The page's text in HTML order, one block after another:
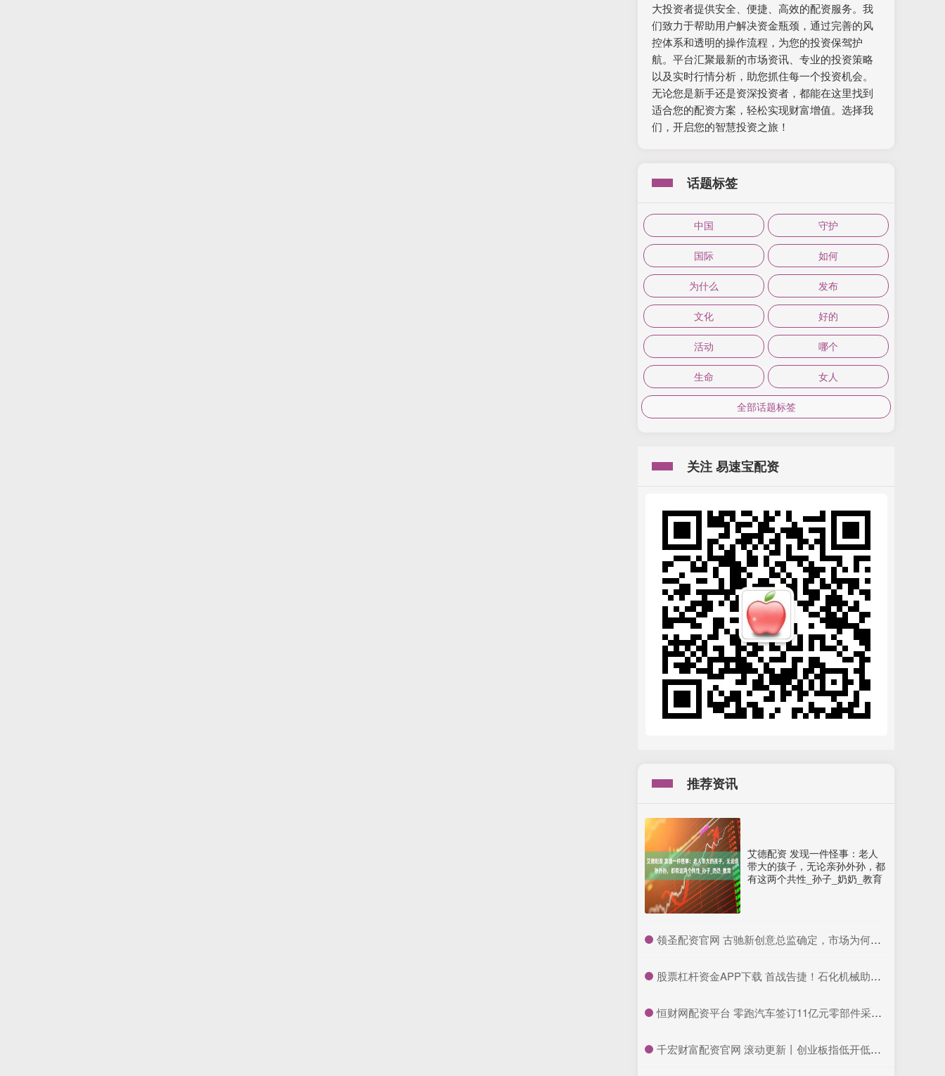
大投资者提供安全、便捷、高效的配资服务。我
们致力于帮助用户解决资金瓶颈，通过完善的风
控体系和透明的操作流程，为您的投资保驾护
航。平台汇聚最新的市场资讯、专业的投资策略
以及实时行情分析，助您抓住每一个投资机会。
无论您是新手还是资深投资者，都能在这里找到
适合您的配资方案，轻松实现财富增值。选择我
们，开启您的智慧投资之旅！
话题标签
中国 守护
国际 如何
为什么 发布
文化 好的
活动 哪个
生命 女人
全部话题标签
关注 易速宝配资
推荐资讯
艾德配资 发现一件怪事：老人
带大的孩子，无论亲孙外孙，都
有这两个共性_孙子_奶奶_教育
​领圣配资官网 古驰新创意总监确定，市场为何不买账致母公司股价大跌？
​股票杠杆资金APP下载 首战告捷！石化机械助力中国石化中东首个钻井大包项目高效完钻
​恒财网配资平台 零跑汽车签订11亿元零部件采购框架协议
​千宏财富配资官网 滚动更新丨创业板指低开低走跌3.36%，新能源、半导体板块下挫